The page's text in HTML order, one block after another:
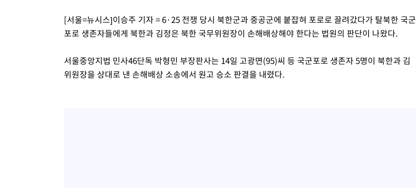
[서울=뉴시스]이승주 기자 = 6·25 전쟁 당시 북한군과 중공군에 붙잡혀 포로로 끌려갔다가 탈북한 국군
포로 생존자들에게 북한과 김정은 북한 국무위원장이 손해배상해야 한다는 법원의 판단이 나왔다.
서울중앙지법 민사46단독 박형민 부장판사는 14일 고광면(95)씨 등 국군포로 생존자 5명이 북한과 김
위원장을 상대로 낸 손해배상 소송에서 원고 승소 판결을 내렸다.